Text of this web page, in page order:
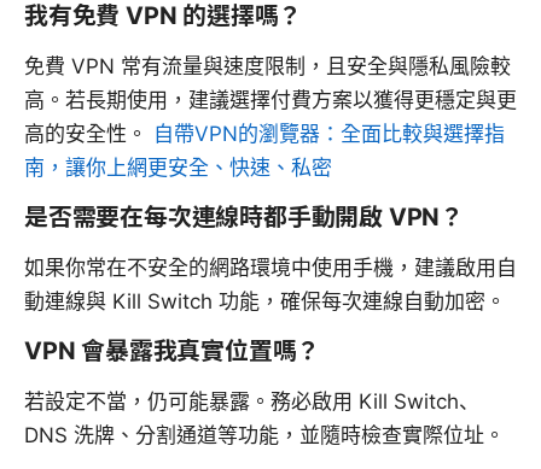
我有免費 VPN 的選擇嗎？
免費 VPN 常有流量與速度限制，且安全與隱私風險較
高。若長期使用，建議選擇付費方案以獲得更穩定與更
高的安全性。 自帶VPN的瀏覽器：全面比較與選擇指
南，讓你上網更安全、快速、私密
是否需要在每次連線時都手動開啟 VPN？
如果你常在不安全的網路環境中使用手機，建議啟用自
動連線與 Kill Switch 功能，確保每次連線自動加密。
VPN 會暴露我真實位置嗎？
若設定不當，仍可能暴露。務必啟用 Kill Switch、
DNS 洗牌、分割通道等功能，並隨時檢查實際位址。